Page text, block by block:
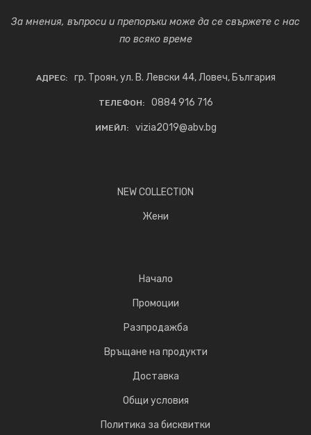
За мнения, въпроси и препоръки може да се свържете с нас
по всяко време
АДРЕС: гр. Троян, ул. В. Левски 44, Ловеч, България
ТЕЛЕФОН: 0884 916 716
ИМЕЙЛ: vizia2019@abv.bg
NEW COLLECTION
Жени
Начало
Промоции
Разпродажба
Връщане на продукти
Доставка
Общи условия
Политика за бисквитки